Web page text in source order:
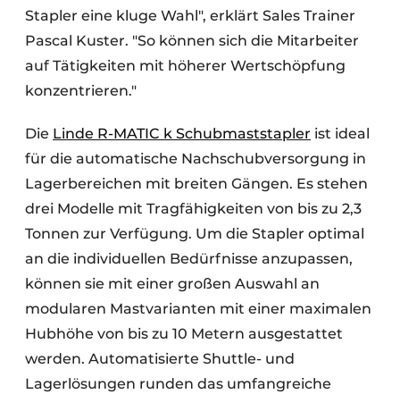
Stapler eine kluge Wahl", erklärt Sales Trainer
Pascal Kuster. "So können sich die Mitarbeiter
auf Tätigkeiten mit höherer Wertschöpfung
konzentrieren."
Die Linde R-MATIC k Schubmaststapler ist ideal
für die automatische Nachschubversorgung in
Lagerbereichen mit breiten Gängen. Es stehen
drei Modelle mit Tragfähigkeiten von bis zu 2,3
Tonnen zur Verfügung. Um die Stapler optimal
an die individuellen Bedürfnisse anzupassen,
können sie mit einer großen Auswahl an
modularen Mastvarianten mit einer maximalen
Hubhöhe von bis zu 10 Metern ausgestattet
werden. Automatisierte Shuttle- und
Lagerlösungen runden das umfangreiche